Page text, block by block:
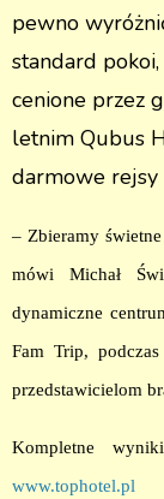
pewno
standard
cenione przez
letnim Qubus
darmowe rejsy
– Zbieramy
mówi Michał
dynamiczne
Fam Trip,
przedstawicielom
Kompletne
www.tophotel.pl